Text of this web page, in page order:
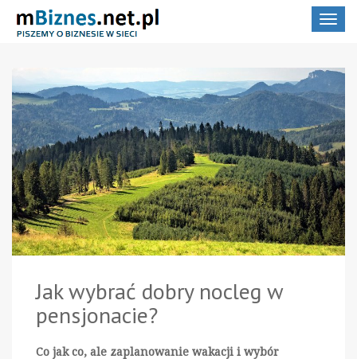
Toggle
Jak wybrać dobry nocleg w
pensjonacie?
Co jak co, ale zaplanowanie wakacji i wybór